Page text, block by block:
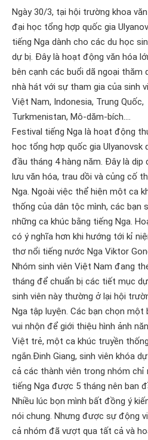
Ngày 30/3, tại hội trường khoa
đại học tổng hợp quốc gia
tiếng Nga dành cho các du học
dự bị. Đây là hoạt động văn hóa
bên cạnh các buổi dã ngoại thăm
nhà hát với sự tham gia của sinh
Việt Nam, Indonesia, Trung
Turkmenistan, Mô-dăm-bích….
Festival tiếng Nga là hoạt động
học tổng hợp quốc gia Ulyanovsk
đầu tháng 4 hàng năm. Đây là dịp
lưu văn hóa, trau dồi và củng cố
Nga. Ngoài việc thể hiện một ca
thống của dân tộc mình, các bạn
những ca khúc bằng tiếng Nga.
có ý nghĩa hơn khi hướng tới kỉ
thơ nổi tiếng nước Nga Viktor
Nhóm sinh viên Việt Nam đang
tháng để chuẩn bị các tiết mục
sinh viên này thường ở lại hội
Nga tập luyện. Các bạn chọn
vui nhộn để giới thiệu hình ảnh
Việt trẻ, một ca khúc truyền
ngắn.Đinh Giang, sinh viên khóa
cả các thành viên trong nhóm
tiếng Nga được 5 tháng nên ban
Nhiều lúc bọn mình bất đồng ý
nói chung. Nhưng được sự động
cả nhóm đã vượt qua tất cả và